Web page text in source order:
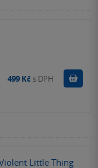
499 Kč s DPH Koupit
Little Thing